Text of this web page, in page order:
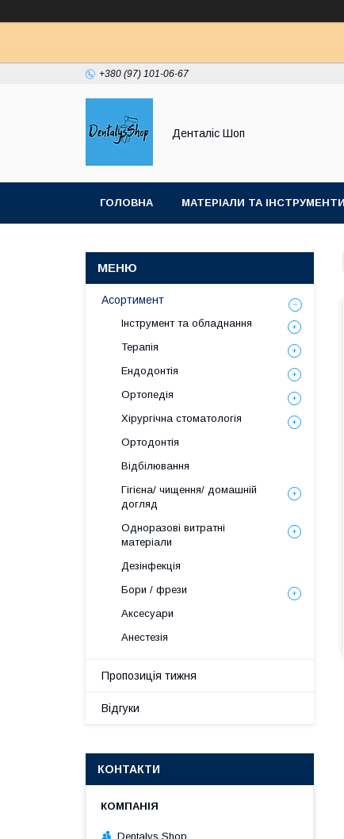
+380 (97) 101-06-67
Денталіс Шоп
ГОЛОВНА МАТЕРІАЛИ ТА ІНСТРУМЕНТИ
Асортимент
Інструмент та обладнання
Терапія
Ендодонтія
Ортопедія
Хірургічна стоматологія
Ортодонтія
Відбілювання
Гігієна/ чищення/ домашній
догляд
Одноразові витратні
матеріали
Дезінфекція
Бори / фрези
Аксесуари
Анестезія
Пропозиція тижня
Відгуки
КОНТАКТИ
Dentalys Shop